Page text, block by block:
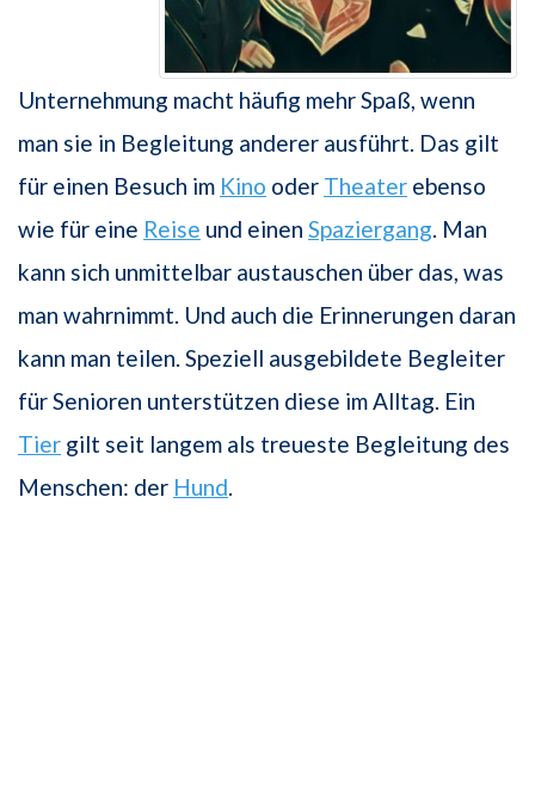
Unternehmung macht häufig mehr Spaß, wenn
man sie in Begleitung anderer ausführt. Das gilt
für einen Besuch im Kino oder Theater ebenso
wie für eine Reise und einen Spaziergang. Man
kann sich unmittelbar austauschen über das, was
man wahrnimmt. Und auch die Erinnerungen daran
kann man teilen. Speziell ausgebildete Begleiter
für Senioren unterstützen diese im Alltag. Ein
Tier gilt seit langem als treueste Begleitung des
Menschen: der Hund.